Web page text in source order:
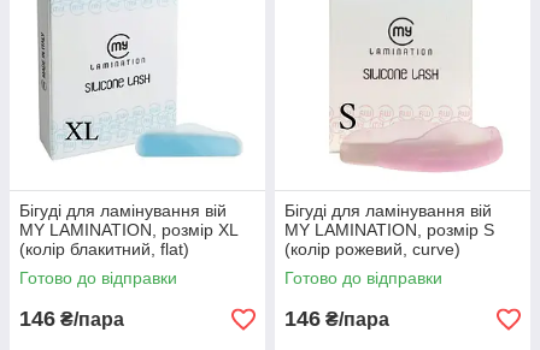
Бігуді для ламінування вій
MY LAMINATION, розмір XL
(колір блакитний, flat)
Готово до відправки
146 ₴/пара
Бігуді для ламінування вій
MY LAMINATION, розмір S
(колір рожевий, curve)
Готово до відправки
146 ₴/пара